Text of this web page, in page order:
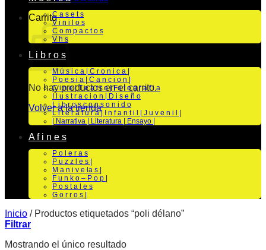
Carrito
No hay productos en el carrito.
Volver a la tienda
C a s e t s
V i n i l o s
C o m p a c t o s
V h s
L i b r o s
M ú s i c a | C r o n i c a |
P o e s i a | C a n c i o n |
C i n e | T e a t r o | Fo t o g r a f i a
I l u s t r a c i o n | D i s e ñ o
L i b r o s c o n s o n i d o
L i t e r a t u r a | I n f a n t i l | J u v e n i l |
| Narrativa | Literatura | Ensayo |
A f i n e s
P o l e r a s
P u z z l e s |
M a n i v e la s |
F u n k o – P o p |
P o s t a l e s
G o r r o s |
Inicio /Productos etiquetados “poli délano”
Filtrar
Mostrando el único resultado